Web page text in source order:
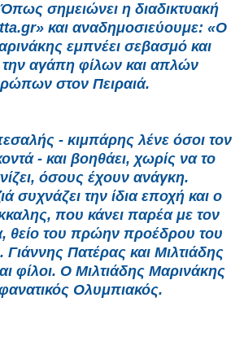
σημειώνει η διαδικτυακή
και αναδημοσιεύουμε: «Ο
εμπνέει σεβασμό και
την αγάπη φίλων και απλών
στον Πειραιά.
- κιμπάρης λένε όσοι τον
- και βοηθάει, χωρίς να το
όσους έχουν ανάγκη.
συχνάζει την ίδια εποχή και ο
που κάνει παρέα με τον
θείο του πρώην προέδρου του
Πατέρας και Μιλτιάδης
φίλοι. Ο Μιλτιάδης Μαρινάκης
φανατικός Ολυμπιακός.